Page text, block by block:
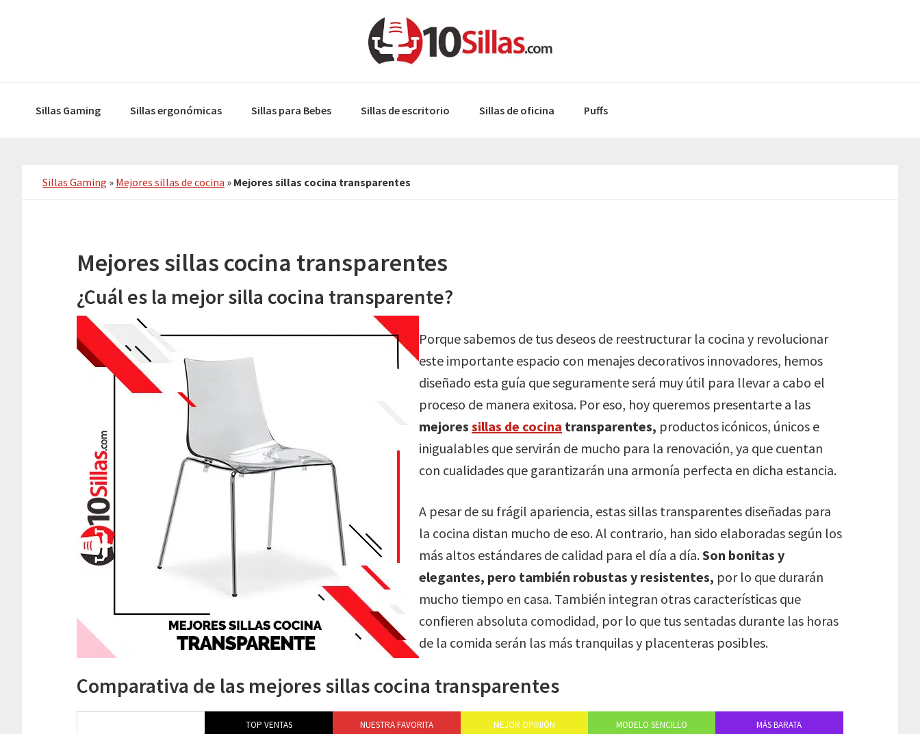
Sillas Gaming Sillas ergonómicas Sillas para Bebes Sillas de escritorio Sillas de oficina Puffs
Sillas Gaming » Mejores sillas de cocina » Mejores sillas cocina transparentes
Mejores sillas cocina transparentes
¿Cuál es la mejor silla cocina transparente?
Porque sabemos de tus deseos de reestructurar la cocina y revolucionar
este importante espacio con menajes decorativos innovadores, hemos
diseñado esta guía que seguramente será muy útil para llevar a cabo el
proceso de manera exitosa. Por eso, hoy queremos presentarte a las
mejores sillas de cocina transparentes, productos icónicos, únicos e
inigualables que servirán de mucho para la renovación, ya que cuentan
con cualidades que garantizarán una armonía perfecta en dicha estancia.
A pesar de su frágil apariencia, estas sillas transparentes diseñadas para
la cocina distan mucho de eso. Al contrario, han sido elaboradas según los
más altos estándares de calidad para el día a día.Son bonitas y
elegantes, pero también robustas y resistentes, por lo que durarán
mucho tiempo en casa. También integran otras características que
confieren absoluta comodidad, por lo que tus sentadas durante las horas
de la comida serán las más tranquilas y placenteras posibles.
Comparativa de las mejores sillas cocina transparentes
TOP VENTAS NUESTRA FAVORITA MEJOR OPINIÓN MODELO SENCILLO MÁS BARATA